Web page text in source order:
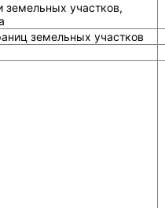
земельных участков,
земельных участков